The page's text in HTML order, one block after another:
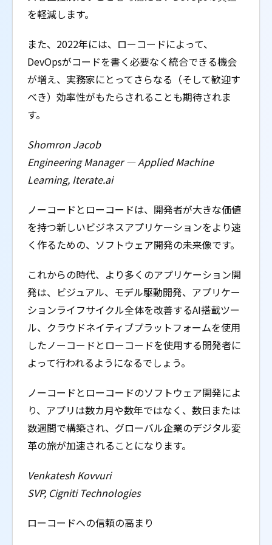
を軽減します。
また、2022年には、ローコードによって、
DevOpsがコードを書く必要なく統合できる機会
が増え、実務家にとってさらなる（そして歓迎す
べき）効率性がもたらされることも期待されま
す。
Shomron Jacob
Engineering Manager — Applied Machine
Learning, Iterate.ai
ノーコードとローコードは、開発者が大きな価値
を持つ新しいビジネスアプリケーションをより速
く作るための、ソフトウェア開発の未来像です。
これからの時代、より多くのアプリケーション開
発は、ビジュアル、モデル駆動開発、アプリケー
ションライフサイクル全体を改善するAI搭載ツー
ル、クラウドネイティブプラットフォームを使用
したノーコードとローコードを使用する開発者に
よって行われるようになるでしょう。
ノーコードとローコードのソフトウェア開発によ
り、アプリは数カ月や数年ではなく、数日または
数週間で構築され、グローバル企業のデジタル変
革の旅が加速されることになります。
Venkatesh Kovvuri
SVP, Cigniti Technologies
ローコードへの信頼の高まり